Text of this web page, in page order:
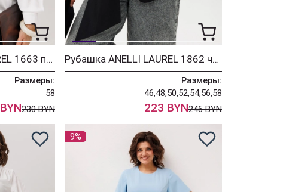
Рубашка ANELLI LAUREL 1663 перламутровая жемчужина
Размеры:
58
230 BYN
Рубашка ANELLI LAUREL 1862 черный бант
Размеры:
46,48,50,52,54,56,58
223 BYN246 BYN
9%